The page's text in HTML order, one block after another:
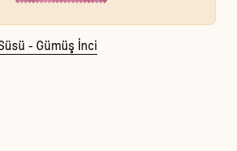
- Gümüş İnci